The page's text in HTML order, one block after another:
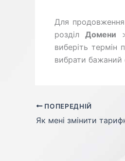
Для продовження
розділ Домени
виберіть термін
вибрати бажаний
ПОПЕРЕДНІЙ
Як мені змінити